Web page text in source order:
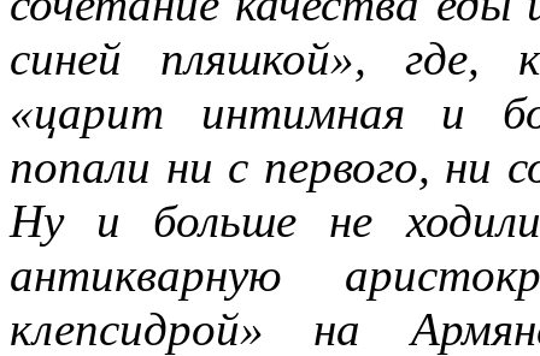
синей пляшкой», где,
«царит интимная и
попали ни с первого, ни
Ну и больше не
антикварную
клепсидрой» на